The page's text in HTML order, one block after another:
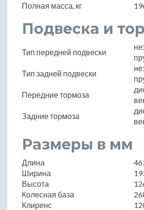
Полная масса, кг
Подвеска и
Тип передней подвески
Тип задней подвески
Передние тормоза
Задние тормоза
Размеры в мм
Длина
Ширина
Высота
Колесная база
Клиренс